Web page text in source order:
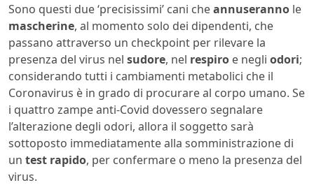
Sono questi due ‘precisissimi’ cani cheannuseranno le
mascherine, al momento solo dei dipendenti, che
passano attraverso un checkpoint per rilevare la
presenza del virus nel sudore, nel respiro e negli odori;
considerando tutti i cambiamenti metabolici che il
Coronavirus è in grado di procurare al corpo umano. Se
i quattro zampe anti-Covid dovessero segnalare
l’alterazione degli odori, allora il soggetto sarà
sottoposto immediatamente alla somministrazione di
un test rapido, per confermare o meno la presenza del
virus.